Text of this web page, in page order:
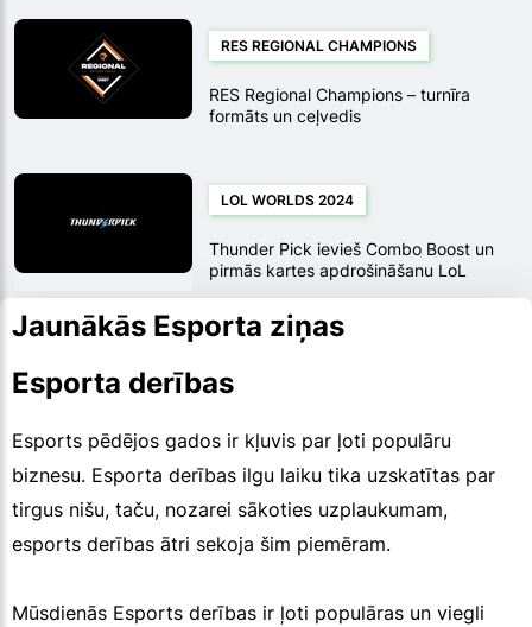
RES REGIONAL CHAMPIONS
RES Regional Champions – turnīra
formāts un ceļvedis
LOL WORLDS 2024
Thunder Pick ievieš Combo Boost un
pirmās kartes apdrošināšanu LoL
Jaunākās Esporta ziņas
Esporta derības
Esports pēdējos gados ir kļuvis par ļoti populāru
biznesu. Esporta derības ilgu laiku tika uzskatītas par
tirgus nišu, taču, nozarei sākoties uzplaukumam,
esports derības ātri sekoja šim piemēram.
Mūsdienās Esports derības ir ļoti populāras un viegli